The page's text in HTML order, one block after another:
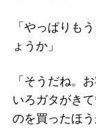
「やっぱりも
ょうか」
「そうだね。
いろガタがき
のを買ったほう